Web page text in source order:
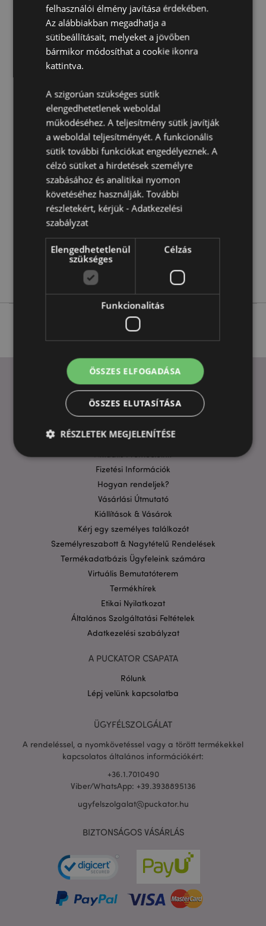
Termékleírás
Dekor Korsó - Arany és Ezüst Címerrel
Anyaga:Rézina és Rozsdamentes Acél
Termékápolás:Nedves ruhával törölje át, ne merítse
vízbe.
Termékjellemzők
További
Információ
Magasság 10.5cm Szélesség 17cm Vastagság
5055071783999
18
0.528000
Nem
HASZNOS LINKEK
Szállítási költségek
Fizetési Információk
Hogyan rendeljek?
Vásárlási Útmutató
Kiállítások & Vásárok
Kérj egy személyes találkozót
Személyreszabott & Nagytételű Rendelések
Termékadatbázis Ügyfeleink számára
Virtuális Bemutatóterem
Termékhírek
Etikai Nyilatkozat
Általános Szolgáltatási Feltételek
Adatkezelési szabályzat
A PUCKATOR CSAPATA
Rólunk
Lépj velünk kapcsolatba
ÜGYFÉLSZOLGÁLAT
A rendeléssel, a nyomkövetéssel vagy a törött termékekkel
kapcsolatos általános információkért:
+36.1.7010490
Viber/WhatsApp: +39.3938895136
ugyfelszolgalat@puckator.hu
BIZTONSÁGOS VÁSÁRLÁS
felhasználói élmény javítása érdekében.
Az alábbiakban megadhatja a
sütibeállításait, melyeket a jövőben
bármikor módosíthat a cookie ikonra
kattintva.
A szigorúan szükséges sütik
elengedhetetlenek weboldal
működéséhez. A teljesítmény sütik javítják
a weboldal teljesítményét. A funkcionális
sütik további funkciókat engedélyeznek. A
célzó sütiket a hirdetések személyre
szabásához és analitikai nyomon
követéséhez használják. További
részletekért, kérjük -Adatkezelési
szabályzat
Elengedhetetlenül
szükséges
Célzás
Funkcionalitás
ÖSSZES ELFOGADÁSA
ÖSSZES ELUTASÍTÁSA
RÉSZLETEK MEGJELENÍTÉSE
Elengedhetetlenül szükséges
Funkcionalitás
A weboldal működéséhez feltétlenül szükséges sütik
lehetővé teszik a webhely alapvető funkcióit,
például a felhasználói bejelentkezést és a
fiókkezelést. A weboldal nem használható
megfelelően a feltétlenül szükséges sütik nélkül.
CookieScriptConsent
adatvédelmi szabályzatát